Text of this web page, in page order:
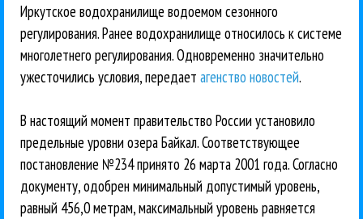
Иркутское водохранилище водоемом сезонного
регулирования. Ранее водохранилище относилось к системе
многолетнего регулирования. Одновременно значительно
ужесточились условия, передает агенство новостей.
В настоящий момент правительство России установило
предельные уровни озера Байкал. Соответствующее
постановление №234 принято 26 марта 2001 года. Согласно
документу, одобрен минимальный допустимый уровень,
равный 456,0 метрам, максимальный уровень равняется